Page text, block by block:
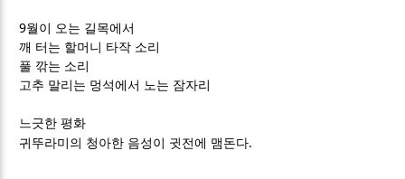
9월이 오는 길목에서
깨 터는 할머니 타작 소리
풀 깎는 소리
고추 말리는 멍석에서 노는 잠자리
느긋한 평화
귀뚜라미의 청아한 음성이 귓전에 맴돈다.